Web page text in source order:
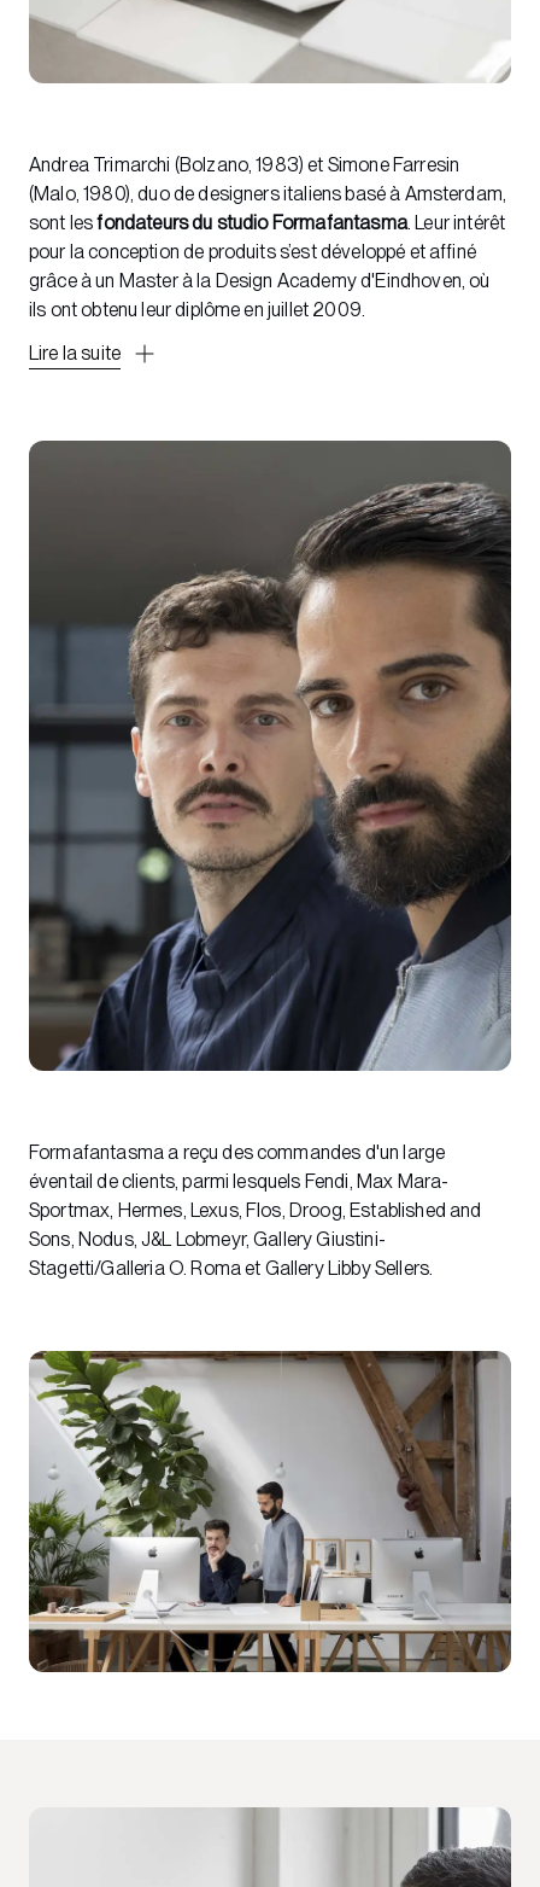
Andrea Trimarchi (Bolzano, 1983) et Simone Farresin
(Malo, 1980), duo de designers italiens basé à Amsterdam,
sont lesfondateurs du studio Formafantasma. Leur intérêt
pour la conception de produits s’est développé et affiné
grâce à un Master à la Design Academy d'Eindhoven, où
ils ont obtenu leur diplôme en juillet 2009.
Lire la suite
Formafantasma a reçu des commandes d'un large
éventail de clients, parmi lesquels Fendi, Max Mara-
Sportmax, Hermes, Lexus, Flos, Droog, Established and
Sons, Nodus, J&L Lobmeyr, Gallery Giustini-
Stagetti/Galleria O. Roma et Gallery Libby Sellers.